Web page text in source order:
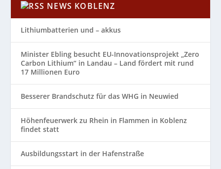
NEWS KOBLENZ
Lithiumbatterien und – akkus
Minister Ebling besucht EU-Innovationsprojekt „Zero
Carbon Lithium“ in Landau – Land fördert mit rund
17 Millionen Euro
Besserer Brandschutz für das WHG in Neuwied
Höhenfeuerwerk zu Rhein in Flammen in Koblenz
findet statt
Ausbildungsstart in der Hafenstraße